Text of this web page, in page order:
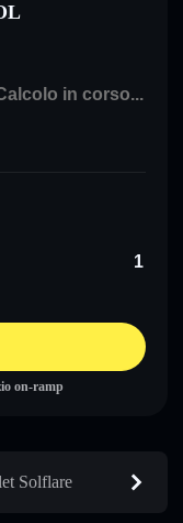
on-ramp
Solflare